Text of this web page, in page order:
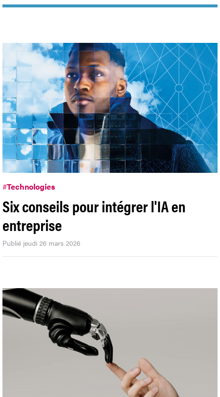
#Technologies
Six conseils pour intégrer l'IA en
entreprise
Publié jeudi 26 mars 2026